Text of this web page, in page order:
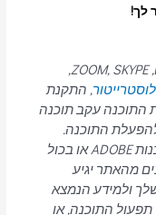
לך!
בשירות האתר התקנת תוכנות כגון : זום, ZOOM, SKYPE,
, התקנת
התוכנה עקב תוכנה
התוכנה.
, התקנת תוכנות ADOBE או בכול
מהאתר יגיע
ולמידע הנמצא
תפעול התוכנה, או